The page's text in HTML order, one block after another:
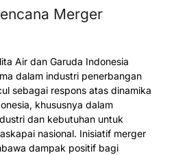
Merger
Air dan Garuda Indonesia
dalam industri penerbangan
sebagai respons atas dinamika
khususnya dalam
dan kebutuhan untuk
nasional. Inisiatif merger
dampak positif bagi